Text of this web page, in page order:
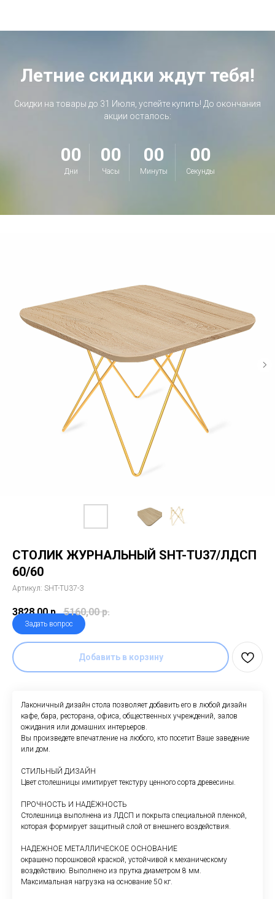
Летние скидки ждут тебя!
Скидки на товары до 31 Июля, успейте купить! До окончания
акции осталось:
00
Дни
00
Часы
00
Минуты
00
Секунды
СТОЛИК ЖУРНАЛЬНЫЙ SHT-TU37/ЛДСП
60/60
Артикул: SHT-TU37-З
3828,00 р. 5160,00 р.
Задать вопрос
Добавить в корзину
Лаконичный дизайн стола позволяет добавить его в любой дизайн
кафе, бара, ресторана, офиса, общественных учреждений, залов
ожидания или домашних интерьеров.
Вы произведете впечатление на любого, кто посетит Ваше заведение
или дом.
СТИЛЬНЫЙ ДИЗАЙН
Цвет столешницы имитирует текстуру ценного сорта древесины.
ПРОЧНОСТЬ И НАДЁЖНОСТЬ
Столешница выполнена из ЛДСП и покрыта специальной пленкой,
которая формирует защитный слой от внешнего воздействия.
НАДЕЖНОЕ МЕТАЛЛИЧЕСКОЕ ОСНОВАНИЕ
окрашено порошковой краской, устойчивой к механическому
воздействию. Выполнено из прутка диаметром 8 мм.
Максимальная нагрузка на основание 50 кг.